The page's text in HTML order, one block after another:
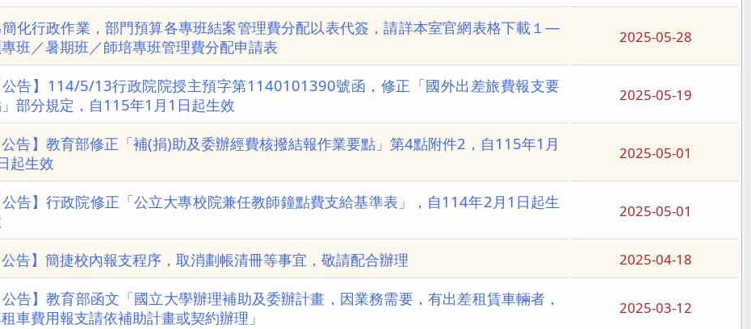
化行政作業，部門預算各專班結案管理費分配以表代簽，請詳本室官網表格下載１—
班／暑期班／師培專班管理費分配申請表
2025-05-28
公告】114/5/13行政院院授主預字第1140101390號函，修正「國外出差旅費報支要
部分規定，自115年1月1日起生效
2025-05-19
公告】教育部修正「補(捐)助及委辦經費核撥結報作業要點」第4點附件2，自115年1月
起生效
2025-05-01
公告】行政院修正「公立大專校院兼任教師鐘點費支給基準表」，自114年2月1日起生
2025-05-01
公告】簡捷校內報支程序，取消劃帳清冊等事宜，敬請配合辦理 2025-04-18
公告】教育部函文「國立大學辦理補助及委辦計畫，因業務需要，有出差租賃車輛者，
車費用報支請依補助計畫或契約辦理」
2025-03-12